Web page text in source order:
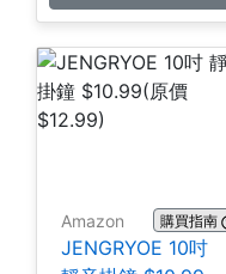
Amazon 購買指南
JENGRYOE 10吋